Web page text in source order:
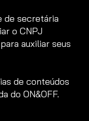
de secretária
o CNPJ
auxiliar seus
de conteúdos
do ON&OFF.